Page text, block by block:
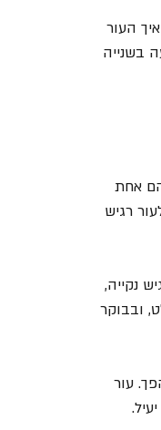
העור
בשנייה
אחת
רגיש
נקייה,
ובבוקר
עור